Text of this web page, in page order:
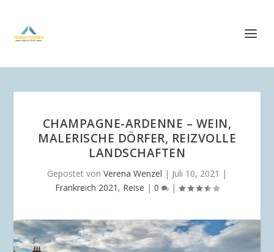
CHAMPAGNE-ARDENNE – WEIN,
MALERISCHE DÖRFER, REIZVOLLE
LANDSCHAFTEN
Gepostet von Verena Wenzel | Juli 10, 2021 |
Frankreich 2021 , Reise | 0 |